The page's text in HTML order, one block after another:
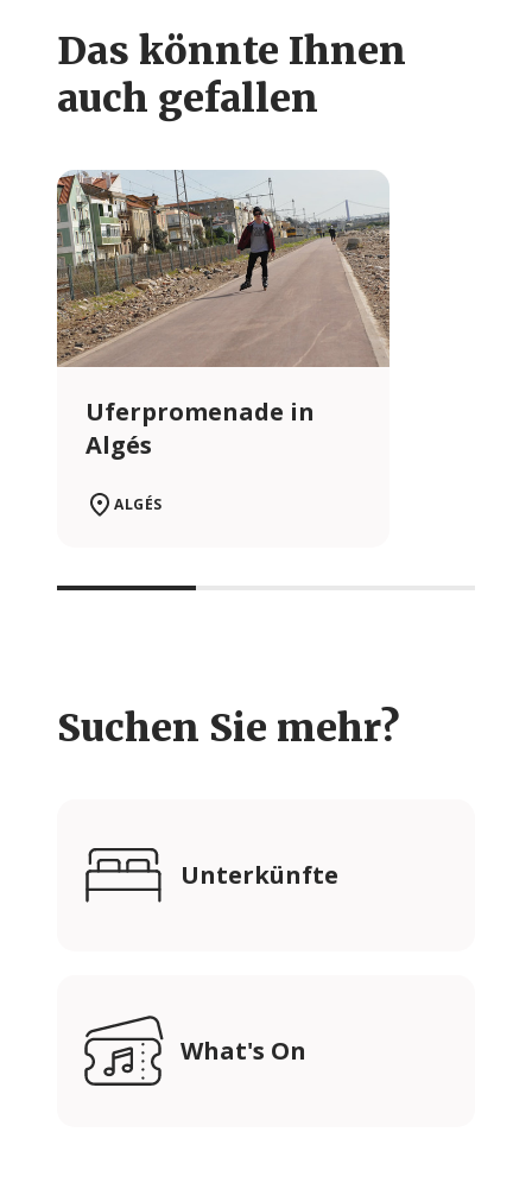
Das könnte Ihnen
auch gefallen
Uferpromenade in
Algés
ALGÉS
Suchen Sie mehr?
Unterkünfte
What's On